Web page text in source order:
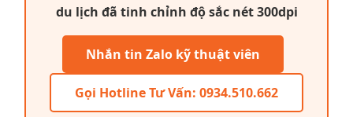
du lịch đã tinh chỉnh độ sắc nét 300dpi
Nhắn tin Zalo kỹ thuật viên
Gọi Hotline Tư Vấn: 0934.510.662